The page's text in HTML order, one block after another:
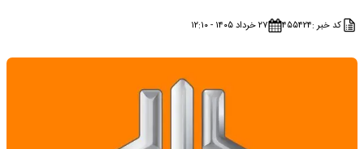
کد خبر :۴۵۵۴۲۴ ۲۷ خرداد ۱۴۰۵ - ۱۲:۱۰